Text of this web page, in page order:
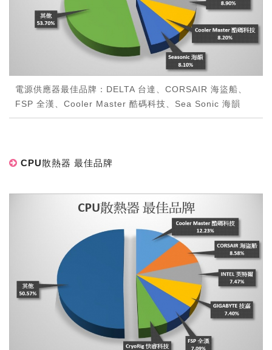
電源供應器最佳品牌：DELTA 台達、CORSAIR 海盜船、
FSP 全漢、Cooler Master 酷碼科技、Sea Sonic 海韻
CPU散熱器 最佳品牌